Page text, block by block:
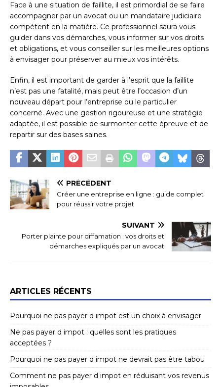
Face à une situation de faillite, il est primordial de se faire
accompagner par un avocat ou un mandataire judiciaire
compétent en la matière. Ce professionnel saura vous
guider dans vos démarches, vous informer sur vos droits
et obligations, et vous conseiller sur les meilleures options
à envisager pour préserver au mieux vos intérêts.
Enfin, il est important de garder à l’esprit que la faillite
n’est pas une fatalité, mais peut être l’occasion d’un
nouveau départ pour l’entreprise ou le particulier
concerné. Avec une gestion rigoureuse et une stratégie
adaptée, il est possible de surmonter cette épreuve et de
repartir sur des bases saines.
PRÉCÉDENT
Créer une entreprise en ligne : guide complet
pour réussir votre projet
SUIVANT
Porter plainte pour diffamation : vos droits et
démarches expliqués par un avocat
ARTICLES RÉCENTS
Pourquoi ne pas payer d impot est un choix à envisager
Ne pas payer d impot : quelles sont les pratiques
acceptées ?
Pourquoi ne pas payer d impot ne devrait pas être tabou
Comment ne pas payer d impot en réduisant vos revenus